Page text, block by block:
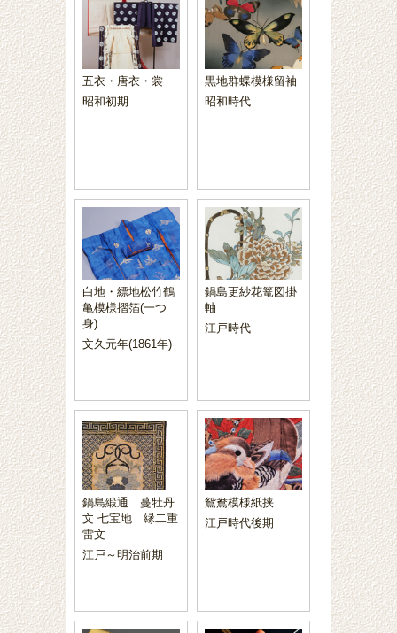
五衣・唐衣・裳
昭和初期
黒地群蝶模様留袖
昭和時代
白地・縹地松竹鶴
亀模様摺箔(一つ
身)
文久元年(1861年)
鍋島更紗花篭図掛
軸
江戸時代
鍋島緞通 蔓牡丹
文 七宝地 縁二重
雷文
江戸～明治前期
鴛鴦模様紙挟
江戸時代後期